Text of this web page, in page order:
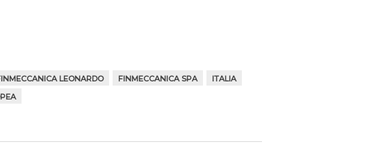
LEONARDO FINMECCANICA SPA
ITALIA